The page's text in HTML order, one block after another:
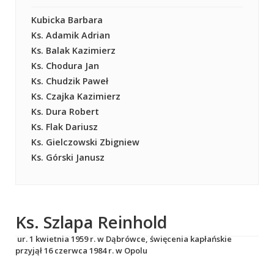
Kubicka Barbara
Ks. Adamik Adrian
Ks. Balak Kazimierz
Ks. Chodura Jan
Ks. Chudzik Paweł
Ks. Czajka Kazimierz
Ks. Dura Robert
Ks. Flak Dariusz
Ks. Gielczowski Zbigniew
Ks. Górski Janusz
Ks. Szlapa Reinhold
ur. 1 kwietnia 1959 r. w Dąbrówce, święcenia kapłańskie
przyjął 16 czerwca 1984 r. w Opolu